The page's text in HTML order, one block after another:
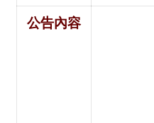
公告內容